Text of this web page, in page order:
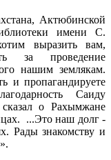
Актюбинской
имени С.
выразить вам,
за проведение
нашим землякам.
и пропагандируете
Саиду
о Рахымжане
...Это наш долг -
Рады знакомству и